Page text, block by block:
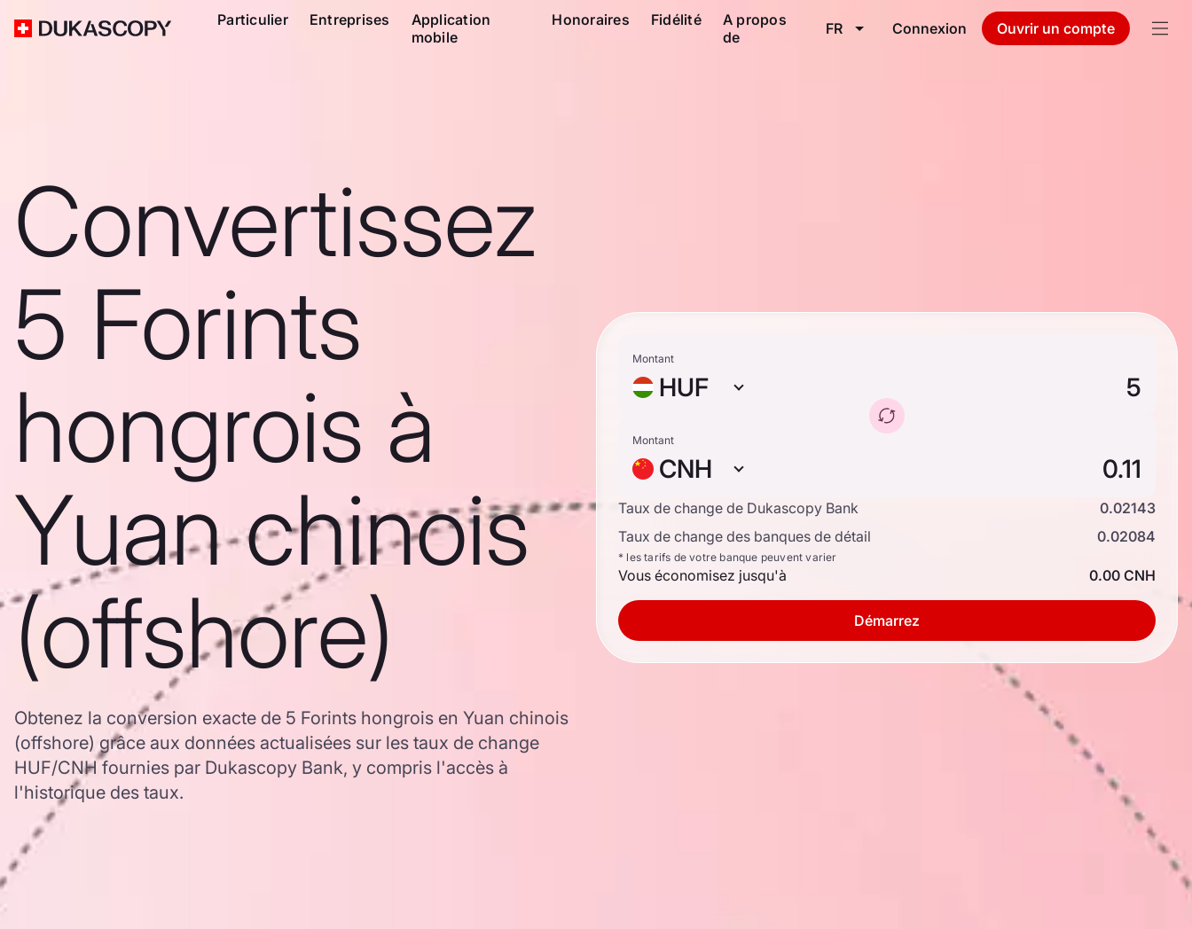
Particulier Entreprises
Application
mobile
Honoraires Fidélité
A propos
de
FR Connexion Ouvrir un compte
Convertissez
5 Forints
hongrois à
Yuan chinois
(offshore)
Obtenez la conversion exacte de 5 Forints hongrois en Yuan chinois
(offshore) grâce aux données actualisées sur les taux de change
HUF/CNH fournies par Dukascopy Bank, y compris l'accès à
l'historique des taux.
Montant
HUF
Montant
CNH
Taux de change de Dukascopy Bank
0.02143
Taux de change des banques de détail
0.02084
* les tarifs de votre banque peuvent varier
Vous économisez jusqu'à 0.00 CNH
Démarrez